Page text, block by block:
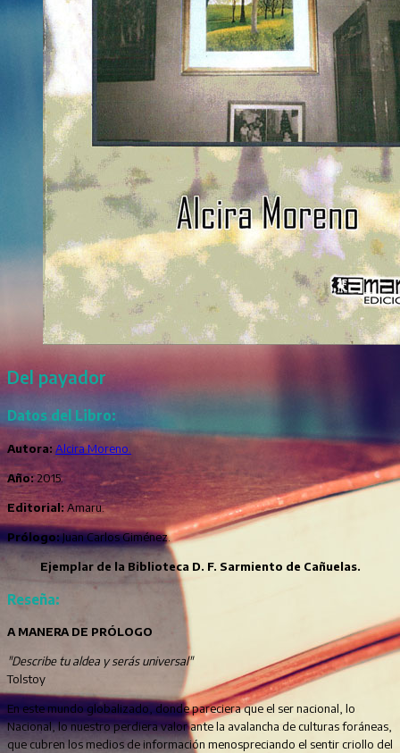
Del payador
Datos del Libro:
Autora: Alcira Moreno.
Año:2015.
Editorial:Amaru.
Prólogo:Juan Carlos Giménez.
Ejemplar de la Biblioteca D. F. Sarmiento de Cañuelas.
Reseña:
A MANERA DE PRÓLOGO
"Describe tu aldea y serás universal"
Tolstoy
En este mundo globalizado, donde pareciera que el ser nacional, lo
Nacional, lo nuestro perdiera valor ante la avalancha de culturas foráneas,
que cubren los medios de información menospreciando el sentir criollo del